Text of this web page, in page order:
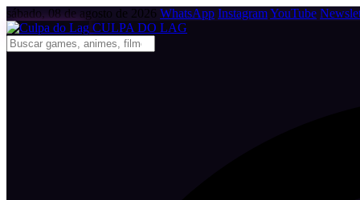
sábado, 08 de agosto de 2026 WhatsApp InstagramYouTube
CULPA DO LAG